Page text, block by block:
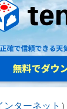
ンターネット ）